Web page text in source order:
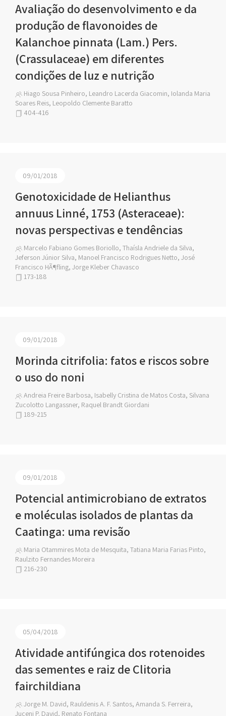
Avaliação do desenvolvimento e da
produção de flavonoides de
Kalanchoe pinnata (Lam.) Pers.
(Crassulaceae) em diferentes
condições de luz e nutrição
Hiago Sousa Pinheiro, Leandro Lacerda Giacomin, Iolanda Maria
Soares Reis, Leopoldo Clemente Baratto
404-416
09/01/2018
Genotoxicidade de Helianthus
annuus Linné, 1753 (Asteraceae):
novas perspectivas e tendências
Marcelo Fabiano Gomes Boriollo, Thaísla Andriele da Silva,
Jeferson Júnior Silva, Manoel Francisco Rodrigues Netto, José
Francisco HÃ¶fling, Jorge Kleber Chavasco
173-188
09/01/2018
Morinda citrifolia: fatos e riscos sobre
o uso do noni
Andreia Freire Barbosa, Isabelly Cristina de Matos Costa, Silvana
Zucolotto Langassner, Raquel Brandt Giordani
189-215
09/01/2018
Potencial antimicrobiano de extratos
e moléculas isolados de plantas da
Caatinga: uma revisão
Maria Otammires Mota de Mesquita, Tatiana Maria Farias Pinto,
Raulzito Fernandes Moreira
216-230
05/04/2018
Atividade antifúngica dos rotenoides
das sementes e raiz de Clitoria
fairchildiana
Jorge M. David, Rauldenis A. F. Santos, Amanda S. Ferreira,
Juceni P. David, Renato Fontana